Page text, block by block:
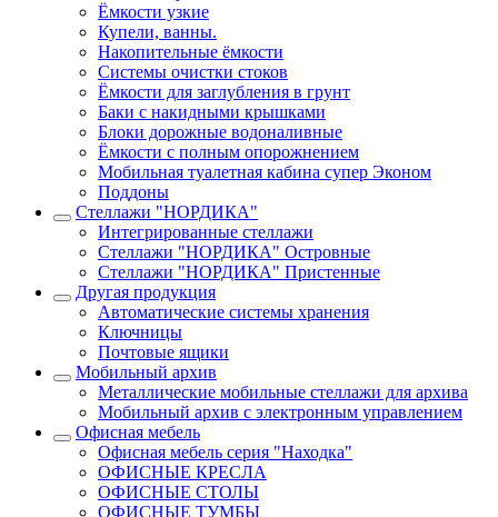
Ёмкости узкие
Купели, ванны.
Накопительные ёмкости
Системы очистки стоков
Ёмкости для заглубления в грунт
Баки с накидными крышками
Блоки дорожные водоналивные
Ёмкости с полным опорожнением
Мобильная туалетная кабина супер Эконом
Поддоны
Стеллажи "НОРДИКА"
Интегрированные стеллажи
Стеллажи "НОРДИКА" Островные
Стеллажи "НОРДИКА" Пристенные
Другая продукция
Автоматические системы хранения
Ключницы
Почтовые ящики
Мобильный архив
Металлические мобильные стеллажи для архива
Мобильный архив с электронным управлением
Офисная мебель
Офисная мебель серия "Находка"
ОФИСНЫЕ КРЕСЛА
ОФИСНЫЕ СТОЛЫ
ОФИСНЫЕ ТУМБЫ